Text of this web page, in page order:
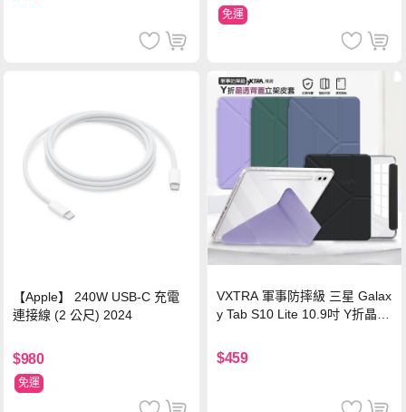
免運
【Apple】 240W USB-C 充電
連接線 (2 公尺) 2024
$980
免運
VXTRA 軍事防摔級 三星 Galax
y Tab S10 Lite 10.9吋 Y折晶透
$459